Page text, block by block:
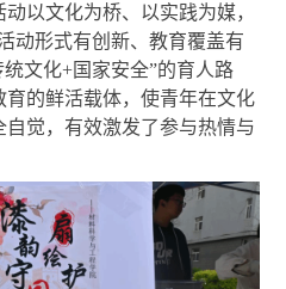
动以文化为桥、以实践为媒，
动形式有创新、教育覆盖有
文化+国家安全”的育人路
的鲜活载体，使青年在文化
觉，有效激发了参与热情与